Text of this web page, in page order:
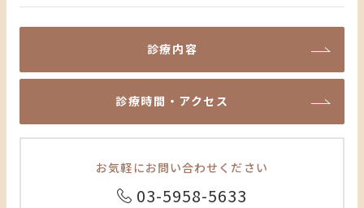
診療内容
診療時間・アクセス
お気軽にお問い合わせください
03-5958-5633